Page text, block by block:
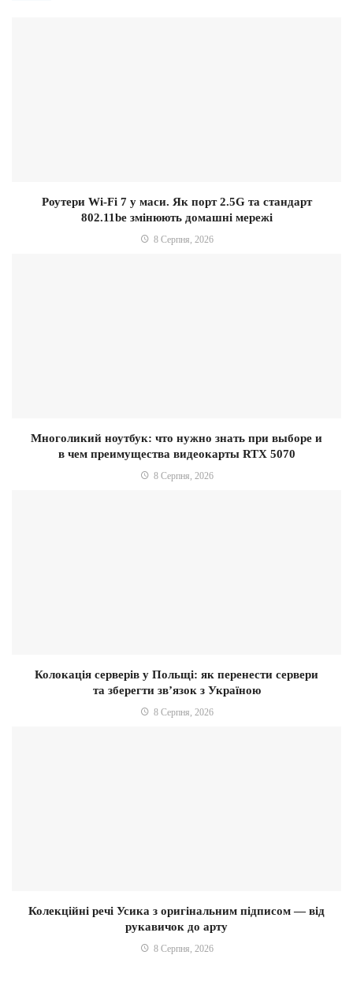
Роутери Wi-Fi 7 у маси. Як порт 2.5G та стандарт
802.11be змінюють домашні мережі
8 Серпня, 2026
Многоликий ноутбук: что нужно знать при выборе и
в чем преимущества видеокарты RTX 5070
8 Серпня, 2026
Колокація серверів у Польщі: як перенести сервери
та зберегти зв’язок з Україною
8 Серпня, 2026
Колекційні речі Усика з оригінальним підписом — від
рукавичок до арту
8 Серпня, 2026